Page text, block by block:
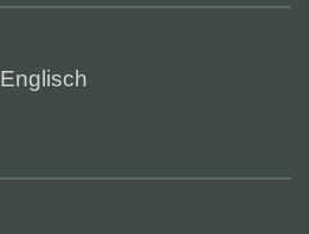
Englisch